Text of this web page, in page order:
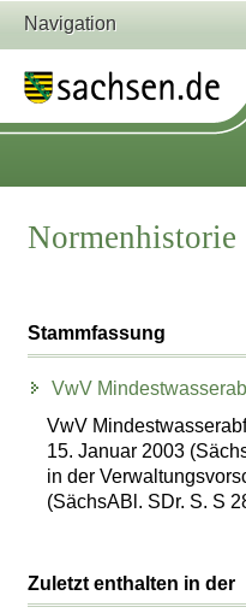
Navigation
Normenhistorie
Stammfassung
VwV
VwV
15. Januar 2003
in der
(SächsABl. SDr. S. S
Zuletzt enthalten in der